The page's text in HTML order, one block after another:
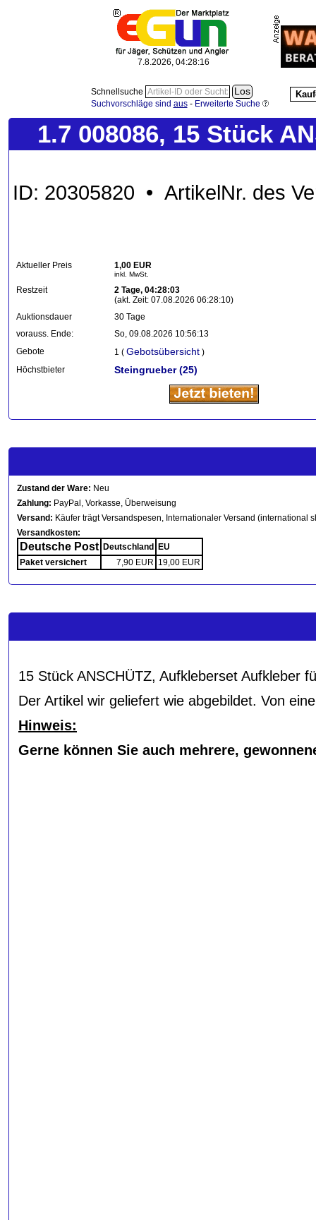
7.8.2026, 04:28:16
Schnellsuche
Suchvorschläge sind aus- Erweiterte Suche
1.7 008086, 15 Stück
ID: 20305820 • ArtikelNr. des
Aktueller Preis 1,00 EUR
inkl. MwSt.
Restzeit
2 Tage, 04:28:03
(akt. Zeit: 07.08.2026 06:28:10)
Auktionsdauer
30 Tage
vorauss. Ende:
So, 09.08.2026 10:56:13
Gebote
1 ( Gebotsübersicht )
Höchstbieter
Steingrueber(25)
Zustand der Ware: Neu
Zahlung: PayPal, Vorkasse, Überweisung
Versand: Käufer trägt Versandspesen, Internationaler Versand (international
Versandkosten:
Deutsche Post Deutschland
EU
Paket versichert
7,90 EUR 19,00 EUR
15 Stück ANSCHÜTZ, Aufkleberset Aufkleber
Der Artikel wir geliefert wie abgebildet. Von
Hinweis:
Gerne können Sie auch mehrere,